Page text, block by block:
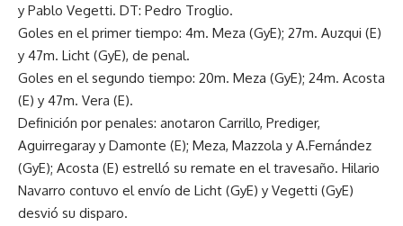
y Pablo Vegetti. DT: Pedro Troglio.
Goles en el primer tiempo: 4m. Meza (GyE); 27m. Auzqui (E)
y 47m. Licht (GyE), de penal.
Goles en el segundo tiempo: 20m. Meza (GyE); 24m. Acosta
(E) y 47m. Vera (E).
Definición por penales: anotaron Carrillo, Prediger,
Aguirregaray y Damonte (E); Meza, Mazzola y A.Fernández
(GyE); Acosta (E) estrelló su remate en el travesaño. Hilario
Navarro contuvo el envío de Licht (GyE) y Vegetti (GyE)
desvió su disparo.